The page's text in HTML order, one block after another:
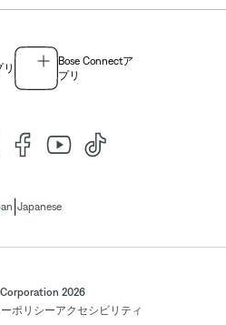
Bose Connectア
プリ
Japanese
2026
ポリシーアクセシビリティ